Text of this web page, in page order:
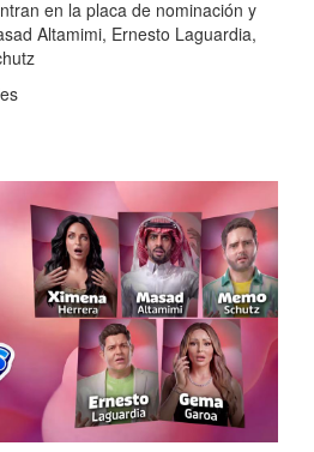
en la placa de nominación y
Altamimi, Ernesto Laguardia,